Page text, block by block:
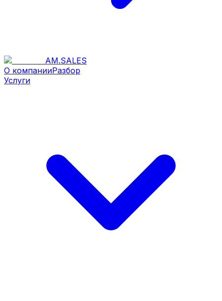
AM.SALES
О компанииРазбор
Услуги